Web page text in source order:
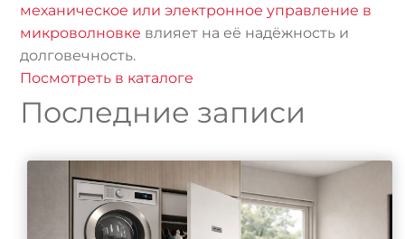
механическое или электронное управление в
микроволновке влияет на её надёжность и
долговечность.
Посмотреть в каталоге
Последние записи